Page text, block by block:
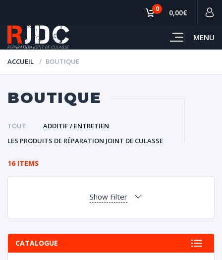
MENU
0 0,00€
ACCUEIL BOUTIQUE
BOUTIQUE
TOUT
ADDITIF / ENTRETIEN
LES PRODUITS DE RÉPARATION JOINT DE CULASSE
16 ITEMS
Show Filter
CATALOGUE